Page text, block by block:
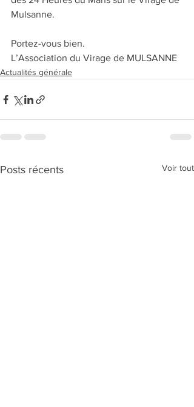
Mulsanne.
Portez-vous bien.
L’Association du Virage de MULSANNE
Actualités générale
Posts récents Voir tout